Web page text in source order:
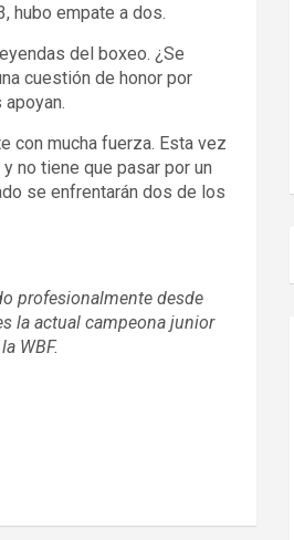
hubo empate a dos.
del boxeo. ¿Se
cuestión de honor por
con mucha fuerza. Esta vez
no tiene que pasar por un
se enfrentarán dos de los
profesionalmente desde
la actual campeona junior
WBF.